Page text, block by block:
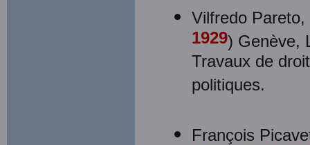
Vilfredo Pareto,
1929) Genève,
Travaux de
politiques.
François